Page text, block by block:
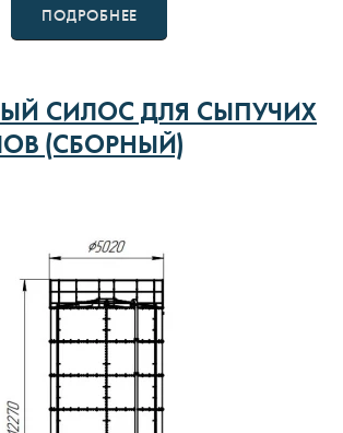
ПОДРОБНЕЕ
СИЛОС ДЛЯ СЫПУЧИХ
(СБОРНЫЙ)